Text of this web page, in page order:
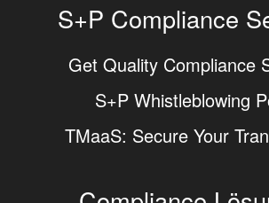
S+P Compliance
Get Quality Compliance
S+P Whistleblowing
TMaaS: Secure Your